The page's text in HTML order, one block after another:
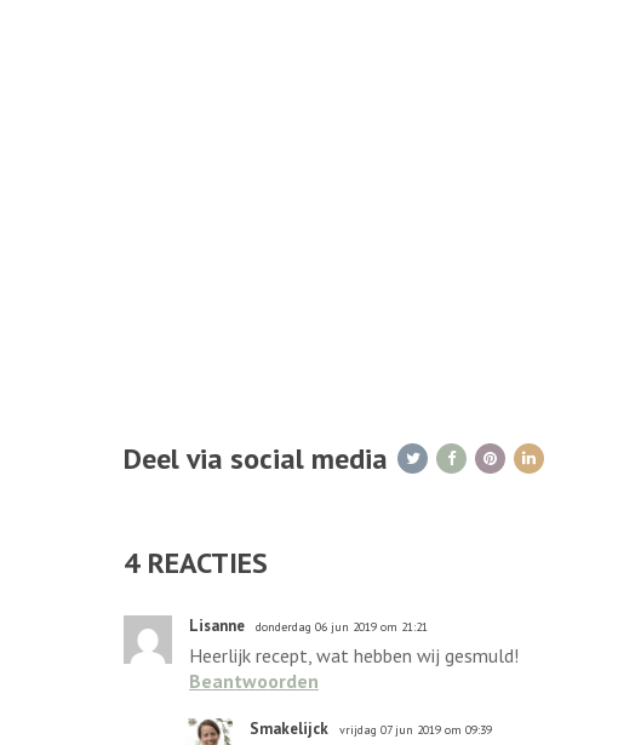
Deel via social media
4 REACTIES
Lisanne donderdag 06 jun 2019 om 21:21
Heerlijk recept, wat hebben wij gesmuld!
Beantwoorden
Smakelijck vrijdag 07 jun 2019 om 09:39